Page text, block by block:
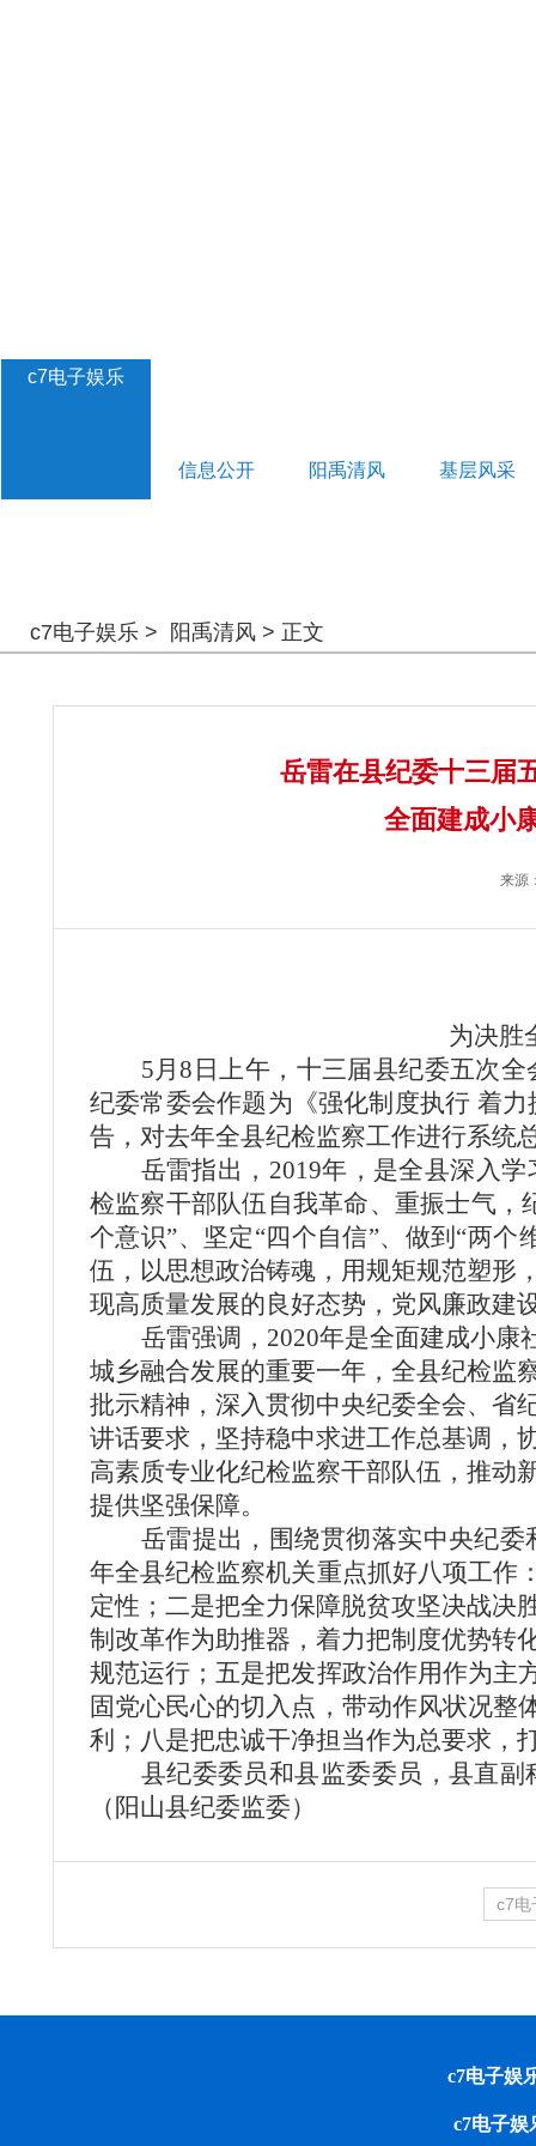
c7电子娱乐
信息公开 阳禹清风 基层风采
c7电子娱乐 > 阳禹清风 > 正文
岳雷在县纪委十三届
全面建成小
来源
为决胜
5月8日上午，十三届县纪委五次
纪委常委会作题为《强化制度执行 着
告，对去年全县纪检监察工作进行系统
岳雷指出， 2019年，是全县深入
检监察干部队伍自我革命、重振士气
个意识”、坚定“四个自信”、做到“两
伍，以思想政治铸魂，用规矩规范塑形
现高质量发展的良好态势，党风廉政建
岳雷强调， 2020年是全面建成小康
城乡融合发展的重要一年，全县纪检监
批示精神，深入贯彻中央纪委全会、省
讲话要求，坚持稳中求进工作总基调，
高素质专业化纪检监察干部队伍，推动
提供坚强保障。
岳雷提出，围绕贯彻落实中央纪
年全县纪检监察机关重点抓好八项工作
定性；二是把全力保障脱贫攻坚决战决
制改革作为助推器，着力把制度优势转
规范运行；五是把发挥政治作用作为主
固党心民心的切入点，带动作风状况整
利；八是把忠诚干净担当作为总要求，
县纪委委员和县监委委员，县直
（阳山县纪委监委）
c7电
c7电子娱
c7电子娱